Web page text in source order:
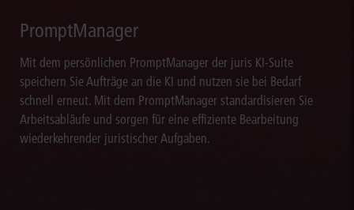
PromptManager
Mit dem persönlichen PromptManager der juris KI-Suite
speichern Sie Aufträge an die KI und nutzen sie bei Bedarf
schnell erneut. Mit dem PromptManager standardisieren Sie
Arbeitsabläufe und sorgen für eine effiziente Bearbeitung
wiederkehrender juristischer Aufgaben.